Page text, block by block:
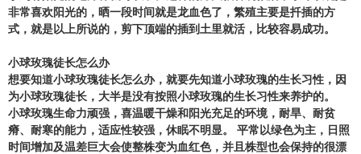
非常喜欢阳光的，晒一段时间就是龙血色了，繁殖主要是扦插的方
式，就是以上所说的，剪下顶端的插到土里就活，比较容易成功。
小球玫瑰徒长怎么办
想要知道小球玫瑰徒长怎么办，就要先知道小球玫瑰的生长习性，因
为小球玫瑰徒长，大半是没有按照小球玫瑰的生长习性来养护的。
小球玫瑰生命力顽强，喜温暖干燥和阳光充足的环境，耐旱、耐贫
瘠、耐寒的能力，适应性较强，休眠不明显。 平常以绿色为主，日照
时间增加及温差巨大会使整株变为血红色，并且株型也会保持的很漂